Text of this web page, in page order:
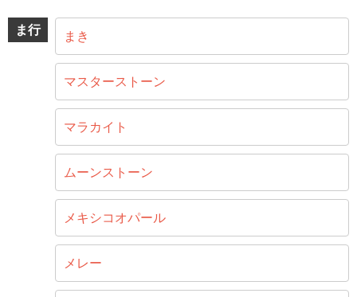
ま行 まき
マスターストーン
マラカイト
ムーンストーン
メキシコオパール
メレー